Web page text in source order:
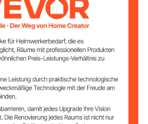
15,7 x 5,9 x 26,8 Zoll / 40 x
15 x 68 cm
26,4 Zoll / 67 cm